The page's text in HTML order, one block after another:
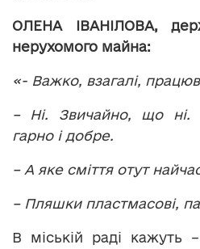
ОЛЕНА ІВАНІЛОВА,
нерухомого майна:
«- Важко, взагалі,
– Ні. Звичайно, що ні.
гарно і добре.
– А яке сміття отут
– Пляшки пластмасові,
В міській раді кажуть